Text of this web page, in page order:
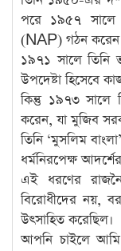
পরে ১৯৫৭ সালে
(NAP) গঠন
১৯৭১ সালে তিনি
উপদেষ্টা হিসেবে
কিন্তু ১৯৭৩ সালে
করেন, যা মুজিব
তিনি ‘মুসলিম
ধর্মনিরপেক্ষ
এই ধরণের
বিরোধীদের নয়,
উৎসাহিত করেছিল।
আপনি চাইলে